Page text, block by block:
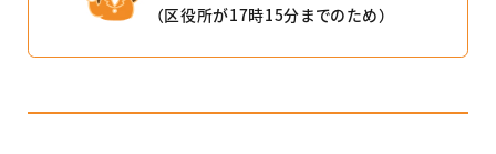
（区役所が17時15分までのため）